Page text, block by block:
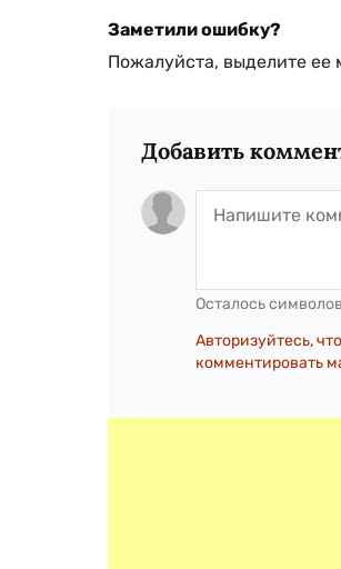
Заметили ошибку?
Пожалуйста, выделите
Добавить
Осталось
Авторизуйтесь,
комментировать